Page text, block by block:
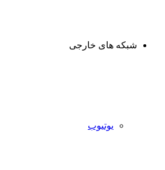
شبکه های خارجی
یوتیوب